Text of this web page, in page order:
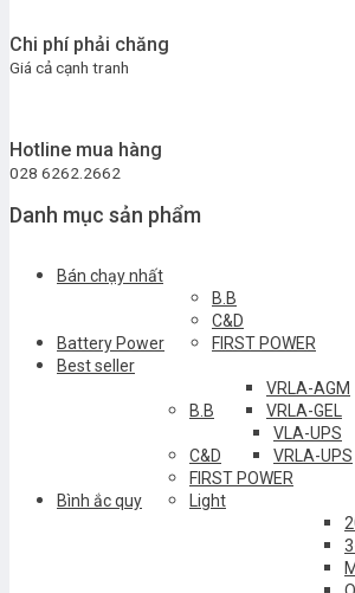
Chi phí phải chăng
Giá cả cạnh tranh
Hotline mua hàng
028 6262.2662
Danh mục sản phẩm
Bán chạy nhất
Battery Power
B.B
C&D
FIRST POWER
Best seller
Bình ắc quy
B.B
VRLA-AGM
VRLA-GEL
C&D
VLA-UPS
VRLA-UPS
FIRST POWER
Light